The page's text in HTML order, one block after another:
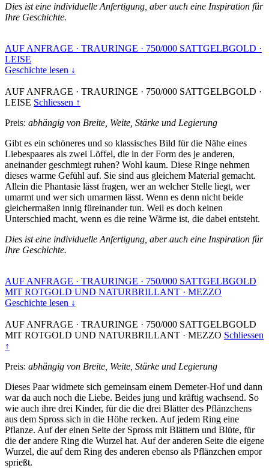
Dies ist eine individuelle Anfertigung, aber auch eine Inspiration für
Ihre Geschichte.
AUF ANFRAGE · TRAURINGE · 750/000 SATTGELBGOLD ·
LEISE
Geschichte lesen ↓
AUF ANFRAGE · TRAURINGE · 750/000 SATTGELBGOLD ·
LEISE Schliessen ↑
Preis: abhängig von Breite, Weite, Stärke und Legierung
Gibt es ein schöneres und so klassisches Bild für die Nähe eines
Liebespaares als zwei Löffel, die in der Form des je anderen,
aneinander geschmiegt ruhen? Wohl kaum. Diese Ringe nehmen
dieses warme Gefühl auf. Sie sind aus gleichem Material gemacht.
Allein die Phantasie lässt fragen, wer an welcher Stelle liegt, wer
umarmt und wer sich umarmen lässt. Wenn es denn nicht beide
gleichermaßen innig füreinander tun. Weil es doch keinen
Unterschied macht, wenn es die reine Wärme ist, die dabei entsteht.
Dies ist eine individuelle Anfertigung, aber auch eine Inspiration für
Ihre Geschichte.
AUF ANFRAGE · TRAURINGE · 750/000 SATTGELBGOLD
MIT ROTGOLD UND NATURBRILLANT · MEZZO
Geschichte lesen ↓
AUF ANFRAGE · TRAURINGE · 750/000 SATTGELBGOLD
MIT ROTGOLD UND NATURBRILLANT · MEZZO Schliessen
↑
Preis: abhängig von Breite, Weite, Stärke und Legierung
Dieses Paar widmete sich gemeinsam einem Demeter-Hof und dann
war da auch noch die Liebe. Beides jung und kräftig wachsend. So
wie auch ihre drei Kinder, für die die drei Blätter des Pflänzchens
aus dem Spross sich in die Höhe recken. Auf jedem Ring eine
Pflanze. Auf der einen Seite der Spross mit Blättern und Blüte, für
die der andere Ring die Wurzel hat. Auf der anderen Seite die eigene
Wurzel, die auf dem Ring des anderen ebenso als Pflänzchen empor
sprießt.